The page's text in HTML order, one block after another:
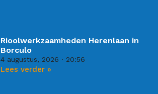
Rioolwerkzaamheden Herenlaan in
Borculo
4 augustus, 2026 20:56
Lees verder »